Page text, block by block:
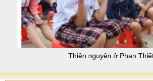
Thiện nguyện ở Phan Thiết